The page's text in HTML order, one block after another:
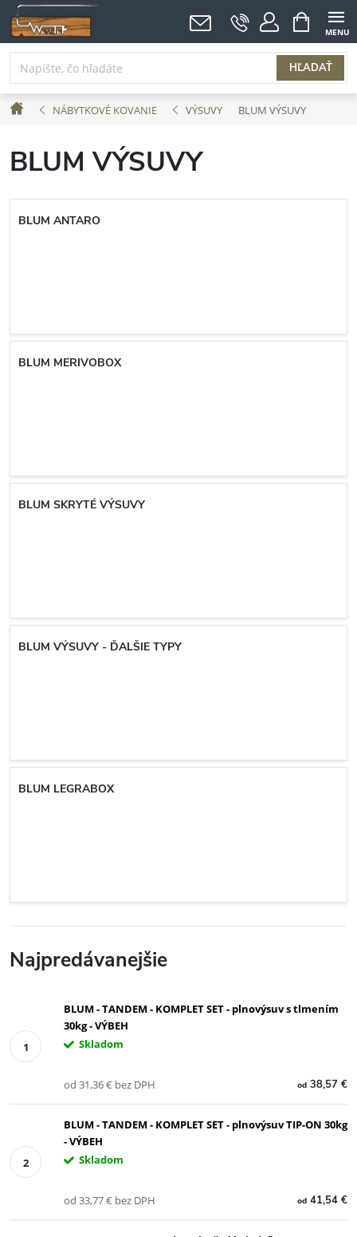
Prejsť
na
obsah
HĽADAŤ
NÁKUPNÝ
KOŠÍK
DomovNÁBYTKOVÉ KOVANIE VÝSUVY BLUM VÝSUVY
BLUM VÝSUVY
BLUM ANTARO
BLUM MERIVOBOX
BLUM SKRYTÉ VÝSUVY
BLUM VÝSUVY - ĎALŠIE TYPY
BLUM LEGRABOX
Najpredávanejšie
BLUM - TANDEM - KOMPLET SET - plnovýsuv s tlmením
30kg - VÝBEH
Skladom
od38,57 €
od 31,36 € bez DPH
BLUM - TANDEM - KOMPLET SET - plnovýsuv TIP-ON 30kg
- VÝBEH
Skladom
od41,54 €
od 33,77 € bez DPH